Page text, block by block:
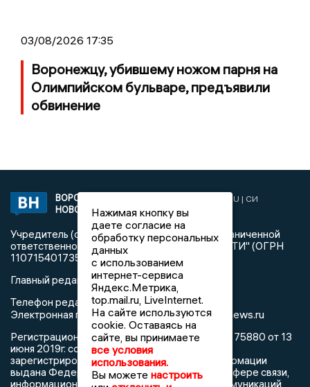
03/08/2026 17:35
Воронежцу, убившему ножом парня на
Олимпийском бульваре, предъявили
обвинение
ВОРОНЕЖСКИЕ
НОВОСТИ
2019 © VORONEZHNEWS.RU | СИ
«Воронежские новости»
Учредитель (соучредители): Общество с ограниченной
ответственностью "РЕГИОНАЛЬНЫЕ НОВОСТИ" (ОГРН
1107154017354)
Главный редактор: Пирогов А.А.
Телефон редакции: +7 (473) 262 77 92
Электронная почта редакции:info@voronezhnews.ru
Регистрационный номер: серия Эл № ФС 77 - 75880 от 13
июня 2019г. согласно выписке из реестра
зарегистрированных средств массовой информации
выдана Федеральной службой по надзору в сфере связи,
информационных технологий и массовых коммуникаций
Нажимая кнопку вы
даете согласие на
обработку персональных
данных
с использованием
интернет-сервиса
Яндекс.Метрика,
top.mail.ru, LiveInternet.
На сайте используются
cookie. Оставаясь на
сайте, вы принимаете
все условия
использования.
Вы можете настроить